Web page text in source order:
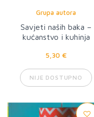
Grupa autora
Savjeti naših baka –
kućanstvo i kuhinja
5,30 €
NIJE DOSTUPNO